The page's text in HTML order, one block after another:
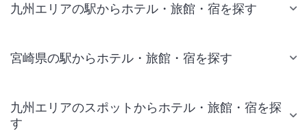
九州エリアの駅からホテル・旅館・宿を探す
宮崎県の駅からホテル・旅館・宿を探す
九州エリアのスポットからホテル・旅館・宿を探
す